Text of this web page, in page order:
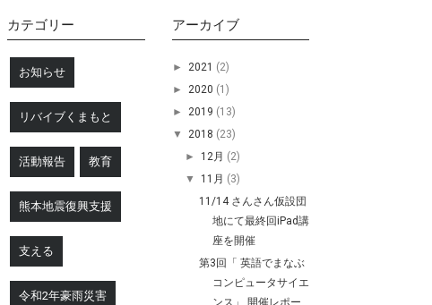
カテゴリー
お知らせ
リバイブくまもと
活動報告 教育
熊本地震復興支援
支える
令和2年豪雨災害
アーカイブ
► 2021 (2)
► 2020 (1)
► 2019 (13)
▼ 2018 (23)
► 12月 (2)
▼ 11月 (3)
11/14 さんさん仮設団
地にて最終回iPad講
座を開催
第3回「 英語でまなぶ
コンピュータサイエ